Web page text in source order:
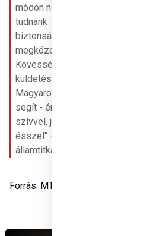
módon nem
tudnánk
biztonságosan
megközelíteni.
Kövessék
küldetésünket!
Magyarország
segít - érző
szívvel, józan
ésszel" - írta az
államtitkár.
Forrás: MTI